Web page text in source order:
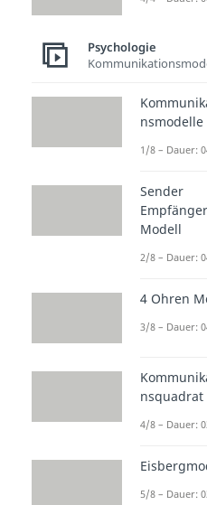
Beachte
Studyflix
Nach
Studyflix zu
Wie
Psychologie
nsmodelle
1/8 – Dauer:
Sender
Empfänger
Modell
2/8 – Dauer:
4 Ohren
3/8 – Dauer:
nsquadrat
4/8 – Dauer:
5/8 – Dauer: